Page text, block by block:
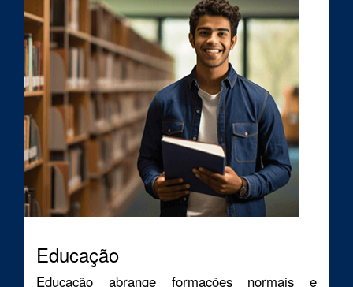
Educação
Educação abrange formações normais e